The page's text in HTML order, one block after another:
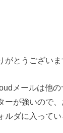
がとうございま
メールは他
ーが強いので
ダに入ってい